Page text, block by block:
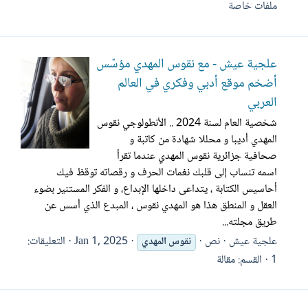
ملفات خاصة
علجية عيش - مع نقوس المهدي مؤسّس
أضخم موقع أدبي وفكري في العالم
العربي
شخصية العام لسنة 2024 .. الأنطولوجي نقوس
المهدي أديبا و محللا شهادة من كاتبة و
صحافية جزائرية نقوس المهدي عندما تقرأ
اسمه تنساب إلى قلبك نغمات الحرف و رقصاته توقظ فيك
أحاسيس الكتابة ، يتداعى داخلها الإبداع، و الفكر المستنير بضوء
العقل و المنطق هذا هو المهدي نقوس ، المبدع الذي أسس عن
طريق مجلته...
علجية عيش نص نقوسالمهدي Jan 1, 2025 التعليقات:
1 القسم:مقالة